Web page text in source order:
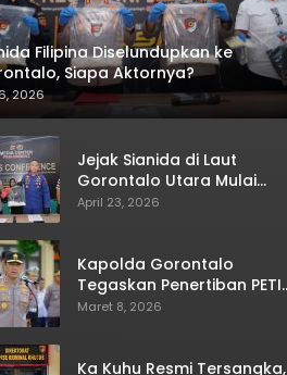
Filipina Diselundupkan ke
Siapa Aktornya?
2026
Jejak Sianida di Laut
Gorontalo Utara Mulai
Terkuak
April 23, 2026
Kapolda Gorontalo
Tegaskan Penertiban PETI
Terus Berjalan
Maret 8, 2026
Ka Kuhu Resmi Tersangka,